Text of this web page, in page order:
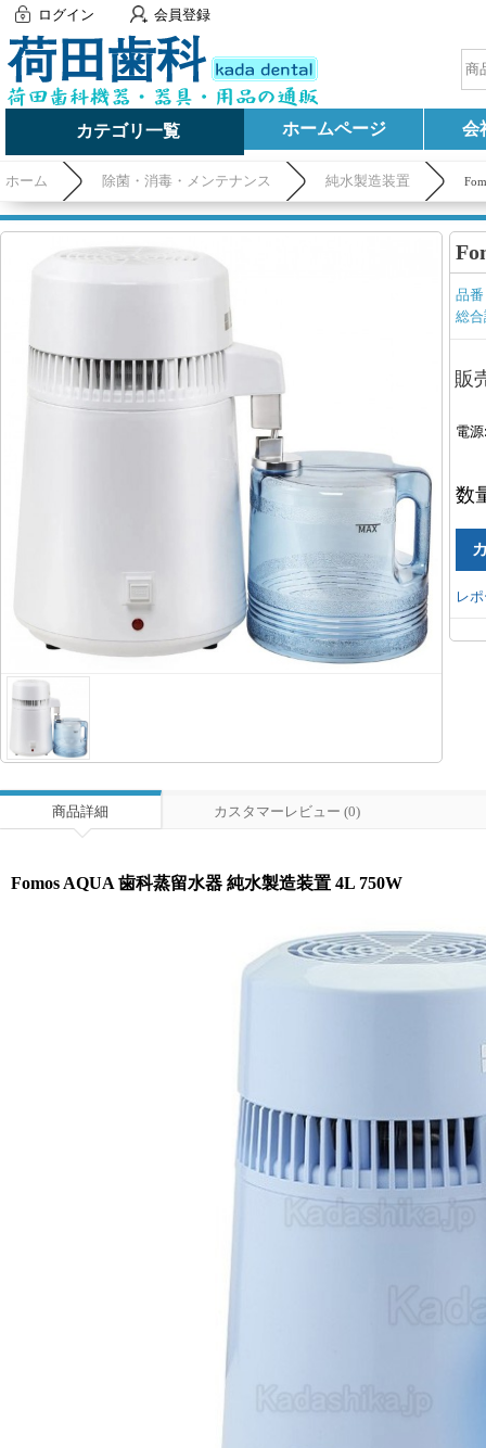
ログイン 会員登録
カテゴリ一覧 ホームページ 会
ホーム 除菌・消毒・メンテナンス 純水製造装置
品
総
販
電源:
数
レ
商品詳細 カスタマーレビュー (0)
Fomos AQUA 歯科蒸留水器 純水製造装置 4L 750W